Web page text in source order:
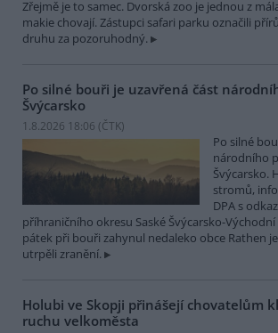
Zřejmě je to samec. Dvorská zoo je jednou z
makie chovají. Zástupci safari parku označili
druhu za pozoruhodný.
Po silné bouři je uzavřená část
Švýcarsko
1.8.2026 18:06 (ČTK)
Po silné
národního
Švýcarsko.
stromů,
DPA s
příhraničního okresu Saské Švýcarsko-
pátek při bouři zahynul nedaleko obce Rathen
utrpěli zranění.
Holubi ve Skopji přinášejí chovatelům
ruchu velkoměsta